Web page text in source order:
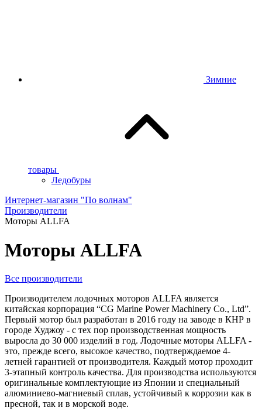
Зимние
товары
Ледобуры
Интернет-магазин "По волнам"
Производители
Моторы ALLFA
Моторы ALLFA
Все производители
Производителем лодочных моторов ALLFA является
китайская корпорация “CG Marine Power Machinery Co., Ltd”.
Первый мотор был разработан в 2016 году на заводе в КНР в
городе Худжоу - с тех пор производственная мощность
выросла до 30 000 изделий в год. Лодочные моторы ALLFA -
это, прежде всего, высокое качество, подтверждаемое 4-
летней гарантией от производителя. Каждый мотор проходит
3-этапный контроль качества. Для производства используются
оригинальные комплектующие из Японии и специальный
алюминиево-магниевый сплав, устойчивый к коррозии как в
пресной, так и в морской воде.